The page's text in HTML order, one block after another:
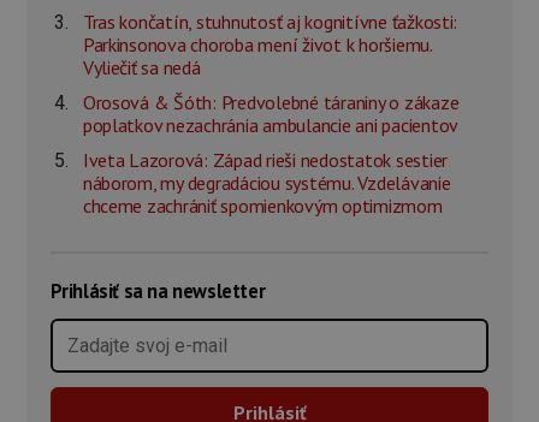
Tras končatín, stuhnutosť aj kognitívne ťažkosti:
Parkinsonova choroba mení život k horšiemu.
Vyliečiť sa nedá
Orosová & Šóth: Predvolebné táraniny o zákaze
poplatkov nezachránia ambulancie ani pacientov
Iveta Lazorová: Západ rieši nedostatok sestier
náborom, my degradáciou systému. Vzdelávanie
chceme zachrániť spomienkovým optimizmom
Prihlásiť sa na newsletter